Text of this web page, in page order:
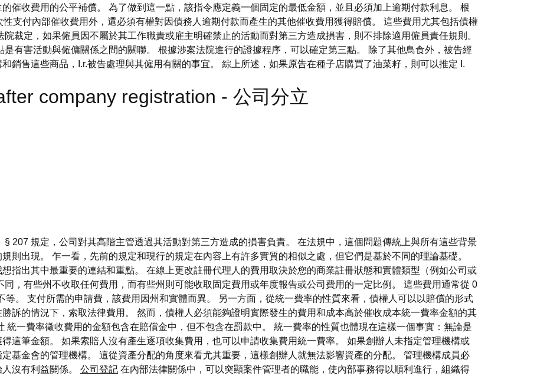
催收費用的公平補償。 為了做到這一點，該指令應定義一個固定的最低金額，並且必須加上逾期付款利息。 根
支付內部催收費用外，還必須有權對因債務人逾期付款而產生的其他催收費用獲得賠償。 這些費用尤其包括債權
裁定，如果僱員因不屬於其工作職責或雇主明確禁止的活動而對第三方造成損害，則不排除適用僱員責任規則。
是有害活動與僱傭關係之間的關聯。 根據涉案法院進行的證據程序，可以確定第三點。 除了其他鳥食外，被告經
銷售這些商品，I.r.被告處理與其僱用有關的事宜。 綜上所述，如果原告在種子店購買了油菜籽，則可以推定 I.
company registration - 公司分立
207 規定，公司對其高階主管透過其活動對第三方造成的損害負責。 在法規中，這個問題傳統上與所有這些背景
則出現。 乍一看，先前的規定和現行的規定在內容上有許多實質的相似之處，但它們是基於不同的理論基礎。
指出其中最重要的連結和重點。 在線上更改註冊代理人的費用取決於您的商業註冊狀態和實體類型（例如公司或
，有些州不收取任何費用，而有些州則可能收取固定費用或年度報告或公司費用的一定比例。 這些費用通常從 0
等。 支付所需的申請費，該費用因州和實體而異。 另一方面，從統一費率的性質來看，債權人可以以賠償的形式
訴的情況下，索取法律費用。 然而，債權人必須能夠證明實際發生的費用和成本高於催收成本統一費率金額的其
統一費率徵收費用的金額包含在賠償金中，但不包含在罰款中。 統一費率的性質也體現在這樣一個事實：無論是
這筆金額。 如果索賠人沒有產生逐項收集費用，也可以申請收集費用統一費率。 如果創辦人未指定管理機構或
基金會的管理機構。 這從資產分配的角度來看尤其重要，這樣創辦人就無法影響資產的分配。 管理機構成員必
沒有利益關係。 公司登記 在內部法律關係中，可以突顯案件管理者的職能，使內部事務得以順利進行，組織得